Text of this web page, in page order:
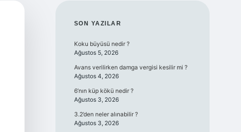
SIDEBAR
SON YAZILAR
Koku büyüsü nedir ?
Ağustos 5, 2026
Avans verilirken damga vergisi kesilir mi ?
Ağustos 4, 2026
6’nın küp kökü nedir ?
Ağustos 3, 2026
3.2’den neler alınabilir ?
Ağustos 3, 2026